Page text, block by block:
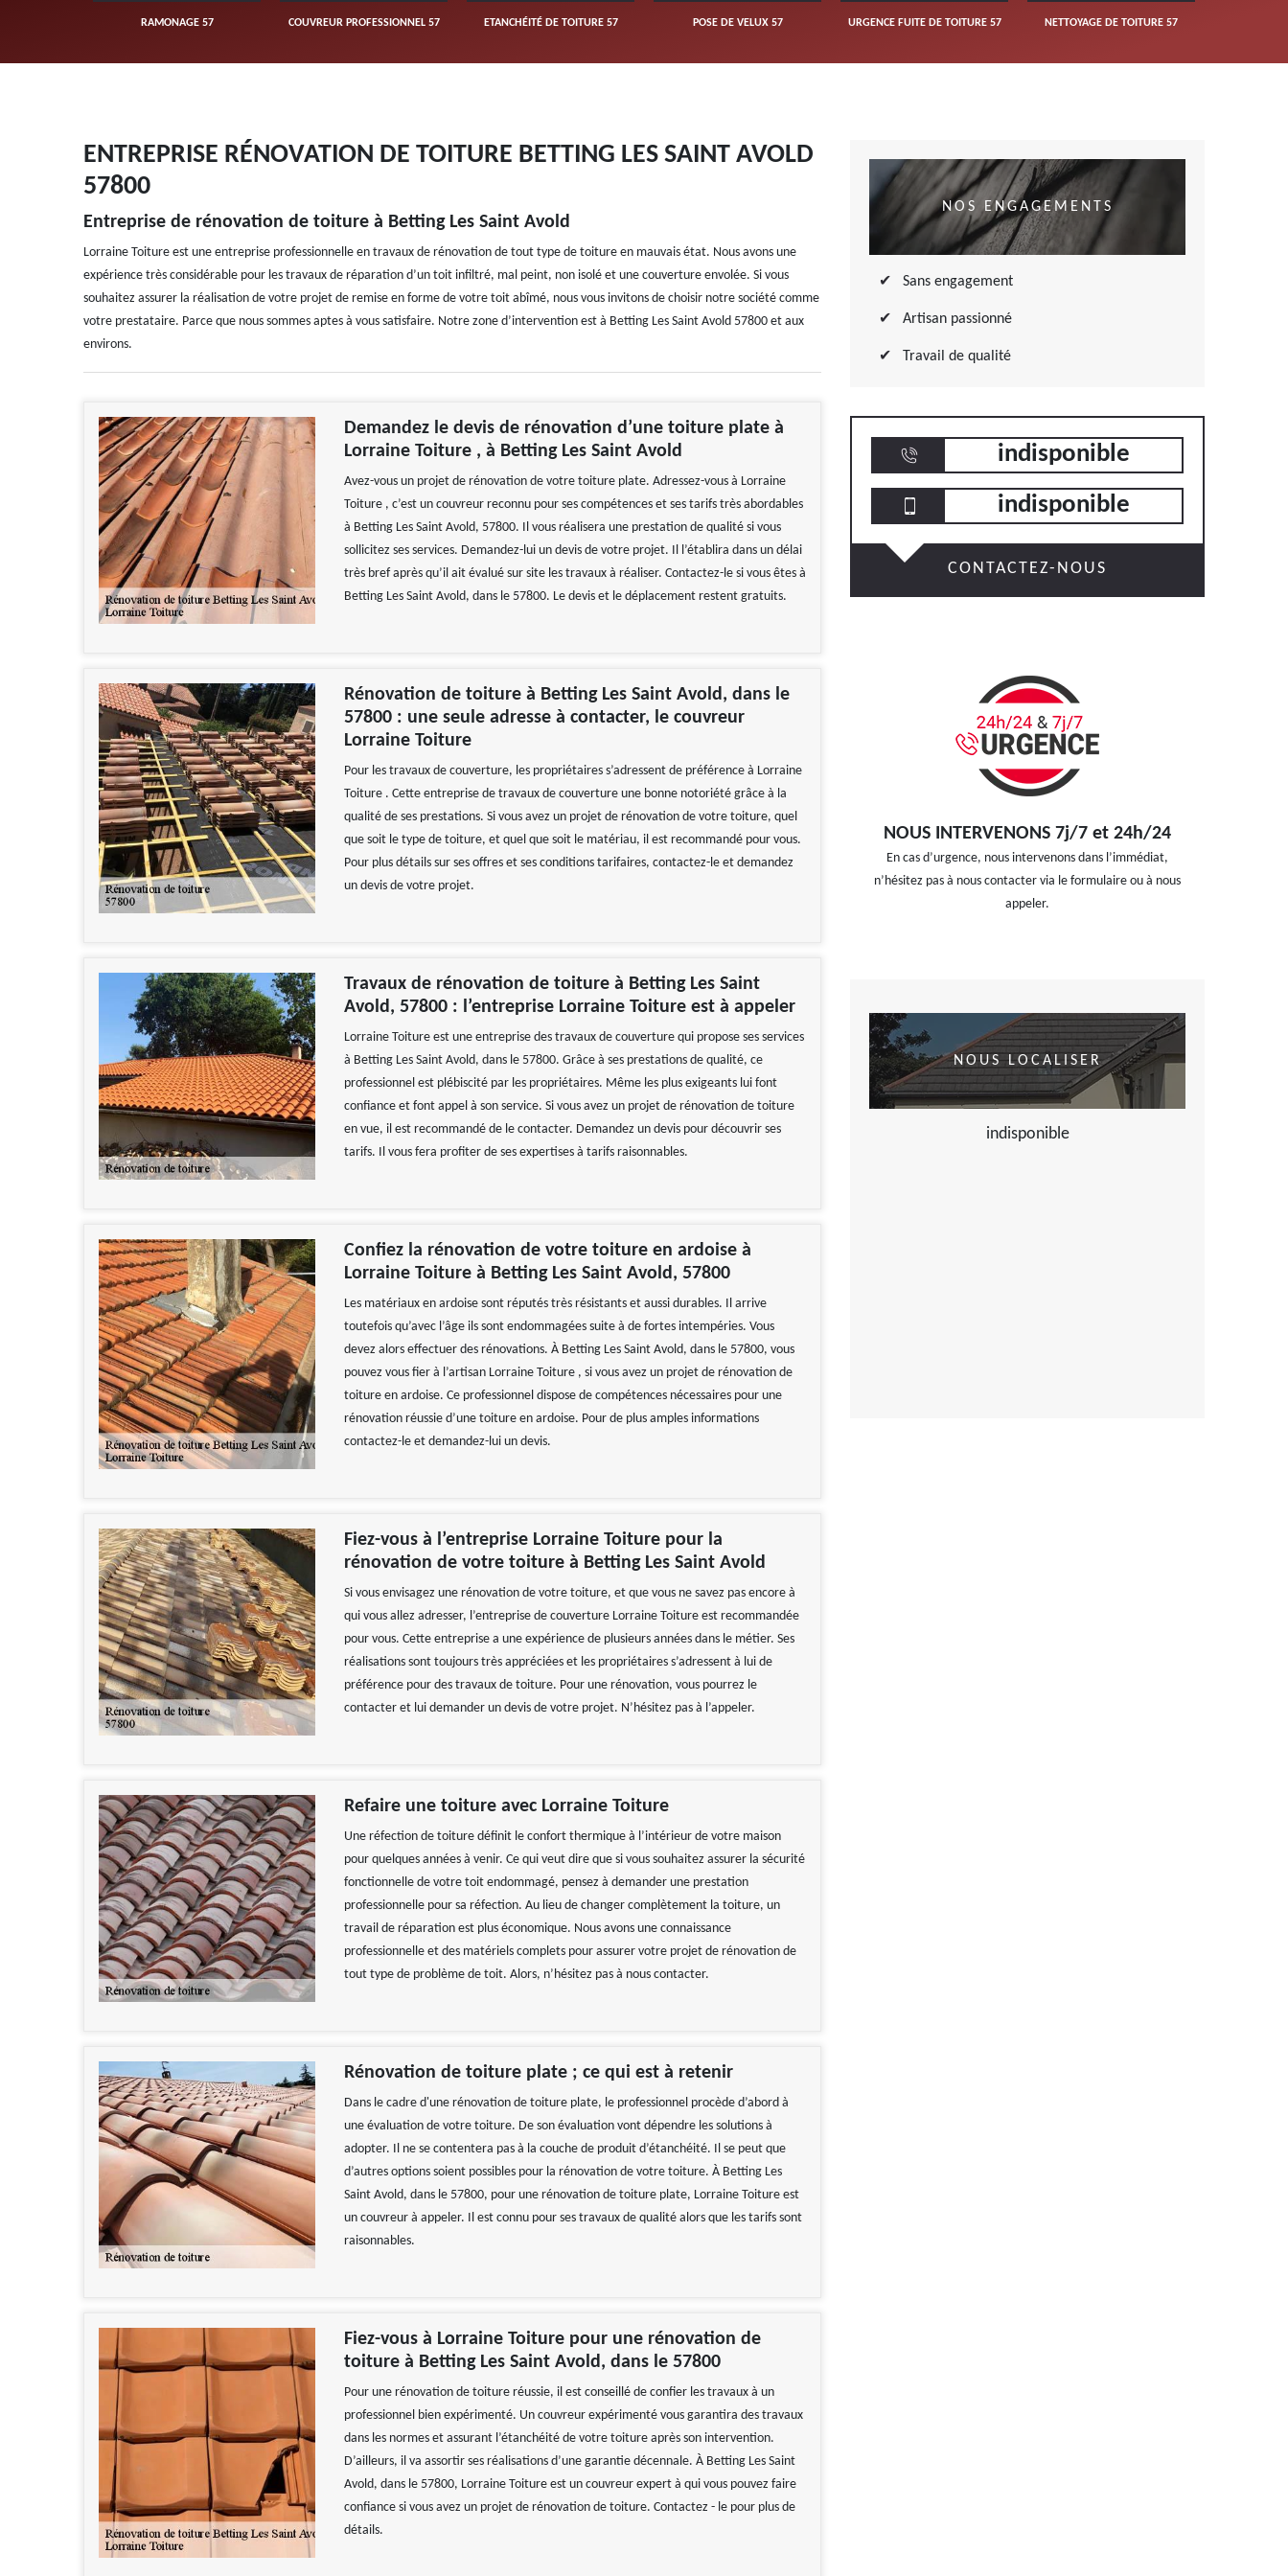
RAMONAGE 57 COUVREUR PROFESSIONNEL 57 ETANCHÉITÉ DE TOITURE 57 POSE DE VELUX 57 URGENCE FUITE DE TOITURE 57 NETTOYAGE DE TOITURE 57
ENTREPRISE RÉNOVATION DE TOITURE BETTING LES SAINT AVOLD
57800
Entreprise de rénovation de toiture à Betting Les Saint Avold
Lorraine Toiture est une entreprise professionnelle en travaux de rénovation de tout type de toiture en mauvais état. Nous avons une
expérience très considérable pour les travaux de réparation d’un toit infiltré, mal peint, non isolé et une couverture envolée. Si vous
souhaitez assurer la réalisation de votre projet de remise en forme de votre toit abîmé, nous vous invitons de choisir notre société comme
votre prestataire. Parce que nous sommes aptes à vous satisfaire. Notre zone d’intervention est à Betting Les Saint Avold 57800 et aux
environs.
Demandez le devis de rénovation d’une toiture plate à
Lorraine Toiture , à Betting Les Saint Avold
Avez-vous un projet de rénovation de votre toiture plate. Adressez-vous à Lorraine
Toiture , c’est un couvreur reconnu pour ses compétences et ses tarifs très abordables
à Betting Les Saint Avold, 57800. Il vous réalisera une prestation de qualité si vous
sollicitez ses services. Demandez-lui un devis de votre projet. Il l’établira dans un délai
très bref après qu’il ait évalué sur site les travaux à réaliser. Contactez-le si vous êtes à
Betting Les Saint Avold, dans le 57800. Le devis et le déplacement restent gratuits.
Rénovation de toiture à Betting Les Saint Avold, dans le
57800 : une seule adresse à contacter, le couvreur
Lorraine Toiture
Pour les travaux de couverture, les propriétaires s’adressent de préférence à Lorraine
Toiture . Cette entreprise de travaux de couverture une bonne notoriété grâce à la
qualité de ses prestations. Si vous avez un projet de rénovation de votre toiture, quel
que soit le type de toiture, et quel que soit le matériau, il est recommandé pour vous.
Pour plus détails sur ses offres et ses conditions tarifaires, contactez-le et demandez
un devis de votre projet.
Travaux de rénovation de toiture à Betting Les Saint
Avold, 57800 : l’entreprise Lorraine Toiture est à appeler
Lorraine Toiture est une entreprise des travaux de couverture qui propose ses services
à Betting Les Saint Avold, dans le 57800. Grâce à ses prestations de qualité, ce
professionnel est plébiscité par les propriétaires. Même les plus exigeants lui font
confiance et font appel à son service. Si vous avez un projet de rénovation de toiture
en vue, il est recommandé de le contacter. Demandez un devis pour découvrir ses
tarifs. Il vous fera profiter de ses expertises à tarifs raisonnables.
Confiez la rénovation de votre toiture en ardoise à
Lorraine Toiture à Betting Les Saint Avold, 57800
Les matériaux en ardoise sont réputés très résistants et aussi durables. Il arrive
toutefois qu’avec l’âge ils sont endommagées suite à de fortes intempéries. Vous
devez alors effectuer des rénovations. À Betting Les Saint Avold, dans le 57800, vous
pouvez vous fier à l’artisan Lorraine Toiture , si vous avez un projet de rénovation de
toiture en ardoise. Ce professionnel dispose de compétences nécessaires pour une
rénovation réussie d’une toiture en ardoise. Pour de plus amples informations
contactez-le et demandez-lui un devis.
Fiez-vous à l’entreprise Lorraine Toiture pour la
rénovation de votre toiture à Betting Les Saint Avold
Si vous envisagez une rénovation de votre toiture, et que vous ne savez pas encore à
qui vous allez adresser, l’entreprise de couverture Lorraine Toiture est recommandée
pour vous. Cette entreprise a une expérience de plusieurs années dans le métier. Ses
réalisations sont toujours très appréciées et les propriétaires s’adressent à lui de
préférence pour des travaux de toiture. Pour une rénovation, vous pourrez le
contacter et lui demander un devis de votre projet. N’hésitez pas à l’appeler.
Refaire une toiture avec Lorraine Toiture
Une réfection de toiture définit le confort thermique à l’intérieur de votre maison
pour quelques années à venir. Ce qui veut dire que si vous souhaitez assurer la sécurité
fonctionnelle de votre toit endommagé, pensez à demander une prestation
professionnelle pour sa réfection. Au lieu de changer complètement la toiture, un
travail de réparation est plus économique. Nous avons une connaissance
professionnelle et des matériels complets pour assurer votre projet de rénovation de
tout type de problème de toit. Alors, n’hésitez pas à nous contacter.
Rénovation de toiture plate ; ce qui est à retenir
Dans le cadre d'une rénovation de toiture plate, le professionnel procède d’abord à
une évaluation de votre toiture. De son évaluation vont dépendre les solutions à
adopter. Il ne se contentera pas à la couche de produit d’étanchéité. Il se peut que
d’autres options soient possibles pour la rénovation de votre toiture. À Betting Les
Saint Avold, dans le 57800, pour une rénovation de toiture plate, Lorraine Toiture est
un couvreur à appeler. Il est connu pour ses travaux de qualité alors que les tarifs sont
raisonnables.
Fiez-vous à Lorraine Toiture pour une rénovation de
toiture à Betting Les Saint Avold, dans le 57800
Pour une rénovation de toiture réussie, il est conseillé de confier les travaux à un
professionnel bien expérimenté. Un couvreur expérimenté vous garantira des travaux
dans les normes et assurant l’étanchéité de votre toiture après son intervention.
D’ailleurs, il va assortir ses réalisations d’une garantie décennale. À Betting Les Saint
Avold, dans le 57800, Lorraine Toiture est un couvreur expert à qui vous pouvez faire
confiance si vous avez un projet de rénovation de toiture. Contactez - le pour plus de
détails.
NOS ENGAGEMENTS
Sans engagement
Artisan passionné
Travail de qualité
indisponible
indisponible
CONTACTEZ-NOUS
NOUS INTERVENONS 7j/7 et 24h/24
En cas d’urgence, nous intervenons dans l’immédiat,
n’hésitez pas à nous contacter via le formulaire ou à nous
appeler.
NOUS LOCALISER
indisponible